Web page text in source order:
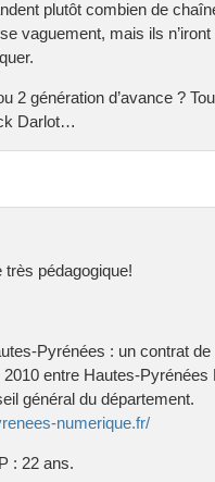
plutôt combien de
vaguement, mais ils
2 génération d’avance ?
Darlot…
très pédagogique!
Pyrénées : un contrat
entre Hautes-
général du département.
numerique.fr/
: 22 ans.